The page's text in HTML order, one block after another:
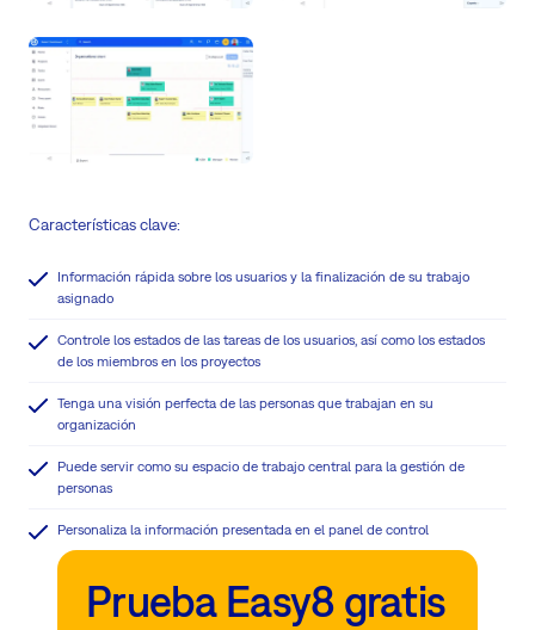
Características clave:
Información rápida sobre los usuarios y la finalización de su trabajo
asignado
Controle los estados de las tareas de los usuarios, así como los estados
de los miembros en los proyectos
Tenga una visión perfecta de las personas que trabajan en su
organización
Puede servir como su espacio de trabajo central para la gestión de
personas
Personaliza la información presentada en el panel de control
Prueba Easy8 gratis